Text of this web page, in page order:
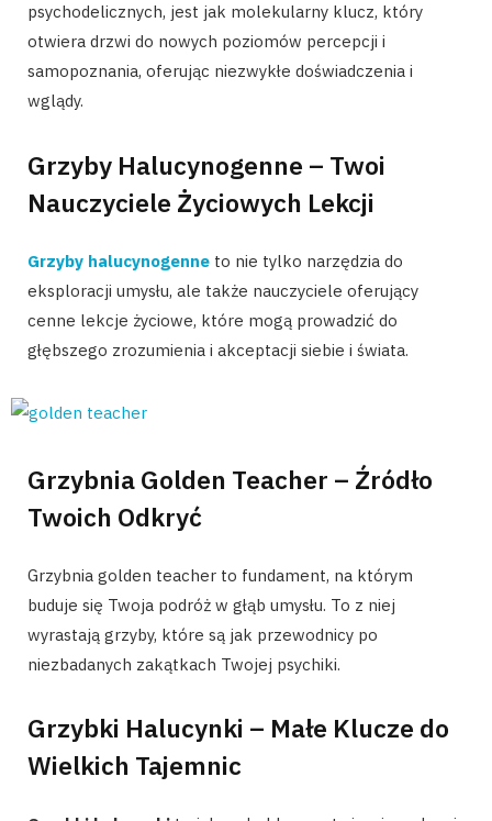
psychodelicznych, jest jak molekularny klucz, który
otwiera drzwi do nowych poziomów percepcji i
samopoznania, oferując niezwykłe doświadczenia i
wglądy.
Grzyby Halucynogenne – Twoi
Nauczyciele Życiowych Lekcji
Grzyby halucynogenne to nie tylko narzędzia do
eksploracji umysłu, ale także nauczyciele oferujący
cenne lekcje życiowe, które mogą prowadzić do
głębszego zrozumienia i akceptacji siebie i świata.
Grzybnia Golden Teacher – Źródło
Twoich Odkryć
Grzybnia golden teacher to fundament, na którym
buduje się Twoja podróż w głąb umysłu. To z niej
wyrastają grzyby, które są jak przewodnicy po
niezbadanych zakątkach Twojej psychiki.
Grzybki Halucynki – Małe Klucze do
Wielkich Tajemnic